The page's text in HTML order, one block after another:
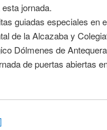
jornada.
guiadas especiales en
de la Alcazaba y
Dólmenes de
de puertas abiertas